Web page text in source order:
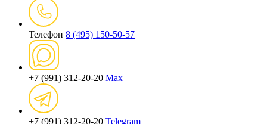
Телефон 8 (495) 150-50-57
+7 (991) 312-20-20 Max
+7 (991) 312-20-20 Telegram